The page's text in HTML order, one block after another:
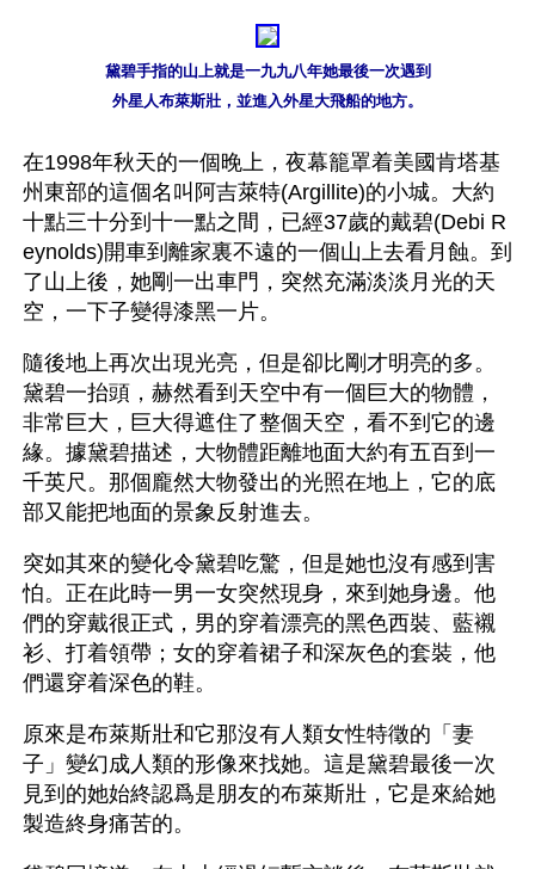
黛碧手指的山上就是一九九八年她最後一次遇到
外星人布萊斯壯，並進入外星大飛船的地方。
在1998年秋天的一個晚上，夜幕籠罩着美國肯塔基
州東部的這個名叫阿吉萊特(Argillite)的小城。大約
十點三十分到十一點之間，已經37歲的戴碧(Debi R
eynolds)開車到離家裏不遠的一個山上去看月蝕。到
了山上後，她剛一出車門，突然充滿淡淡月光的天
空，一下子變得漆黑一片。
隨後地上再次出現光亮，但是卻比剛才明亮的多。
黛碧一抬頭，赫然看到天空中有一個巨大的物體，
非常巨大，巨大得遮住了整個天空，看不到它的邊
緣。據黛碧描述，大物體距離地面大約有五百到一
千英尺。那個龐然大物發出的光照在地上，它的底
部又能把地面的景象反射進去。
突如其來的變化令黛碧吃驚，但是她也沒有感到害
怕。正在此時一男一女突然現身，來到她身邊。他
們的穿戴很正式，男的穿着漂亮的黑色西裝、藍襯
衫、打着領帶；女的穿着裙子和深灰色的套裝，他
們還穿着深色的鞋。
原來是布萊斯壯和它那沒有人類女性特徵的「妻
子」變幻成人類的形像來找她。這是黛碧最後一次
見到的她始終認爲是朋友的布萊斯壯，它是來給她
製造終身痛苦的。